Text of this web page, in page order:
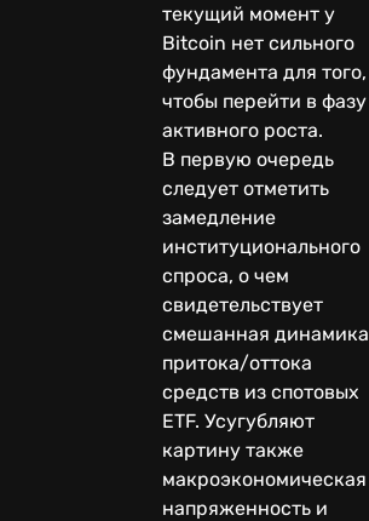
текущий момент у
Bitcoin нет сильного
фундамента для того,
чтобы перейти в фазу
активного роста.
В первую очередь
следует отметить
замедление
институционального
спроса, о чем
свидетельствует
смешанная динамика
притока/оттока
средств из спотовых
ETF. Усугубляют
картину также
макроэкономическая
напряженность и